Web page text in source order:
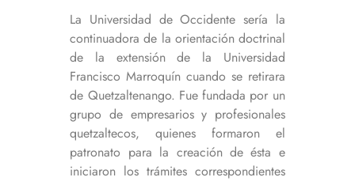
La Universidad de Occidente sería la
continuadora de la orientación doctrinal
de la extensión de la Universidad
Francisco Marroquín cuando se retirara
de Quetzaltenango. Fue fundada por un
grupo de empresarios y profesionales
quetzaltecos, quienes formaron el
patronato para la creación de ésta e
iniciaron los trámites correspondientes